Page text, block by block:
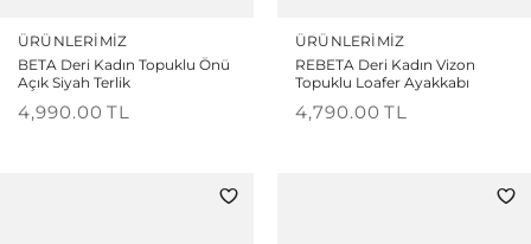
ÜRÜNLERIMIZ
BETA Deri Kadın Topuklu Önü
Açık Siyah Terlik
4,990.00 TL
ÜRÜNLERIMIZ
REBETA Deri Kadın Vizon
Topuklu Loafer Ayakkabı
4,790.00 TL